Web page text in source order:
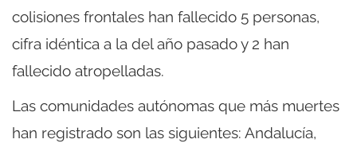
colisiones frontales han fallecido 5 personas,
cifra idéntica a la del año pasado y 2 han
fallecido atropelladas.
Las comunidades autónomas que más muertes
han registrado son las siguientes: Andalucía,